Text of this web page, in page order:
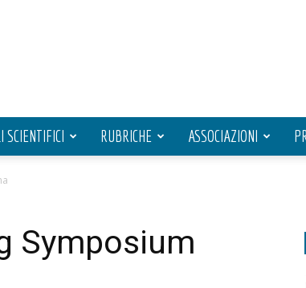
SCIENTIFICI RUBRICHE ASSOCIAZIONI
Symposium